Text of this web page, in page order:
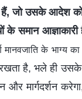
हैं, जो उसके आदेश
समान आज्ञाकारी
के भाग्य का
है, भले ही उसके
और मार्गदर्शन